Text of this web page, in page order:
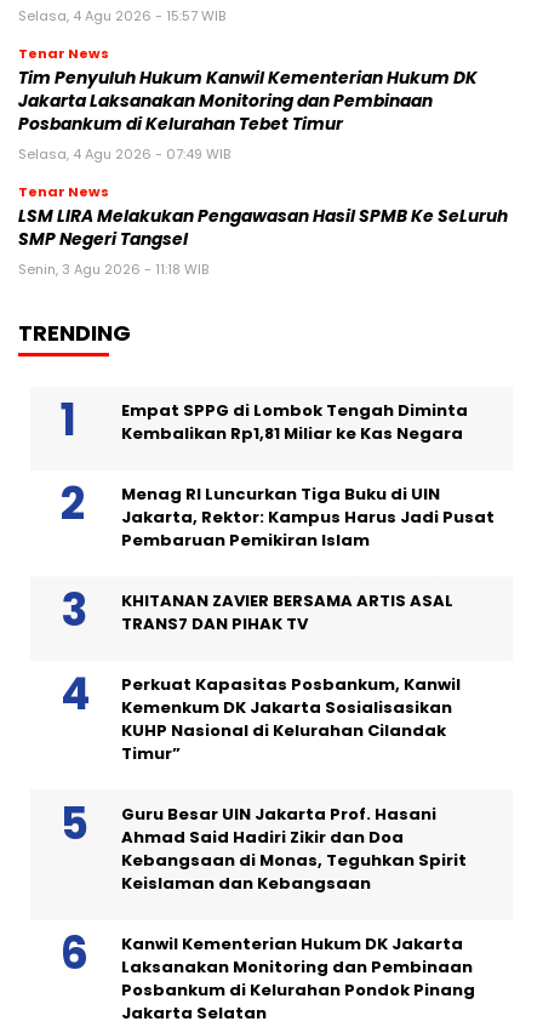
Selasa, 4 Agu 2026 - 15:57 WIB
Tenar News
Tim Penyuluh Hukum Kanwil Kementerian Hukum DK
Jakarta Laksanakan Monitoring dan Pembinaan
Posbankum di Kelurahan Tebet Timur
Selasa, 4 Agu 2026 - 07:49 WIB
Tenar News
LSM LIRA Melakukan Pengawasan Hasil SPMB Ke SeLuruh
SMP Negeri Tangsel
Senin, 3 Agu 2026 - 11:18 WIB
TRENDING
Empat SPPG di Lombok Tengah Diminta
Kembalikan Rp1,81 Miliar ke Kas Negara
Menag RI Luncurkan Tiga Buku di UIN
Jakarta, Rektor: Kampus Harus Jadi Pusat
Pembaruan Pemikiran Islam
KHITANAN ZAVIER BERSAMA ARTIS ASAL
TRANS7 DAN PIHAK TV
Perkuat Kapasitas Posbankum, Kanwil
Kemenkum DK Jakarta Sosialisasikan
KUHP Nasional di Kelurahan Cilandak
Timur”
Guru Besar UIN Jakarta Prof. Hasani
Ahmad Said Hadiri Zikir dan Doa
Kebangsaan di Monas, Teguhkan Spirit
Keislaman dan Kebangsaan
Kanwil Kementerian Hukum DK Jakarta
Laksanakan Monitoring dan Pembinaan
Posbankum di Kelurahan Pondok Pinang
Jakarta Selatan